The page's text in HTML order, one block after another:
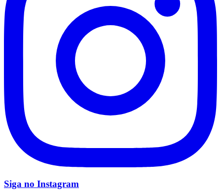
Vasco
Siga no Instagram